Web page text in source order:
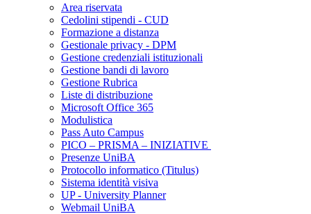
Area riservata
Cedolini stipendi - CUD
Formazione a distanza
Gestionale privacy - DPM
Gestione credenziali istituzionali
Gestione bandi di lavoro
Gestione Rubrica
Liste di distribuzione
Microsoft Office 365
Modulistica
Pass Auto Campus
PICO – PRISMA – INIZIATIVE
Presenze UniBA
Protocollo informatico (Titulus)
Sistema identità visiva
UP - University Planner
Webmail UniBA